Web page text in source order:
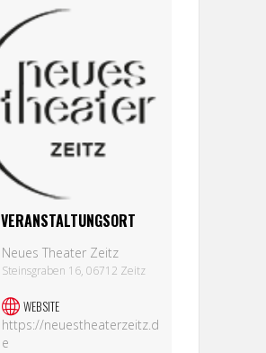
VERANSTALTUNGSORT
Neues Theater Zeitz
Steinsgraben 16, 06712 Zeitz
WEBSITE
https://neuestheaterzeitz.d
e